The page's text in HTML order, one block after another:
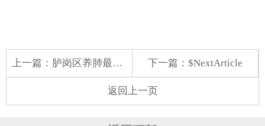
上一篇： 胪岗区养肺最佳蔬菜配送 下一篇：$NextArticle
返回上一页